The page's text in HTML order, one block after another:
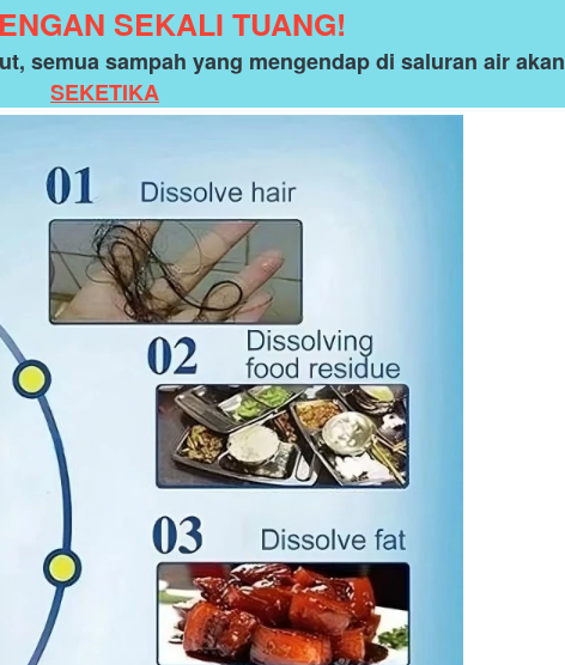
SEKALI TUANG!
semua sampah yang mengendap di saluran air akan
SEKETIKA